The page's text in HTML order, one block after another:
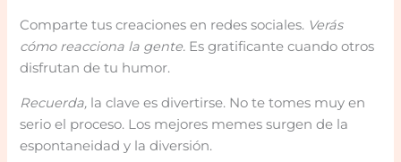
Comparte tus creaciones en redes sociales. Verás
cómo reacciona la gente. Es gratificante cuando otros
disfrutan de tu humor.
Recuerda, la clave es divertirse. No te tomes muy en
serio el proceso. Los mejores memes surgen de la
espontaneidad y la diversión.